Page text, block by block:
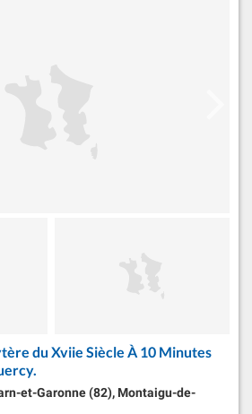
du Xviie Siècle À 10 Minutes
et-Garonne (82), Montaigu-de-